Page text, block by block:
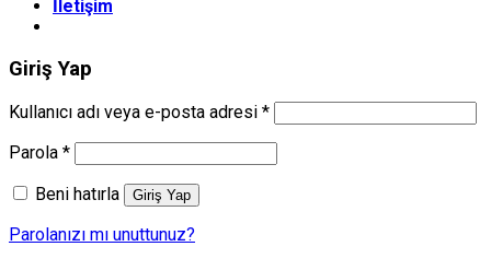
İletişim
Giriş Yap
Kullanıcı adı veya e-posta adresi *Gerekli
Parola *Gerekli
Beni hatırla Giriş Yap
Parolanızı mı unuttunuz?